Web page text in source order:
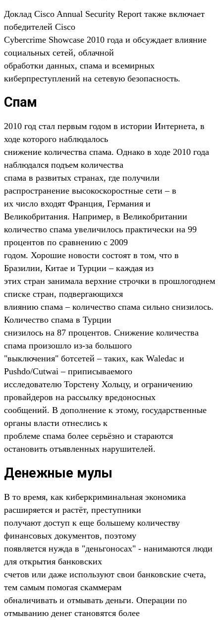
Доклад Cisco Annual Security Report также включает
победителей Cisco
Cybercrime Showcase 2010 года и обсуждает влияние
социальных сетей, облачной
обработки данных, спама и всемирных
киберпреступлений на сетевую безопасность.
Спам
2010 год стал первым годом в истории Интернета, в
ходе которого наблюдалось
снижение количества спама. Однако в ходе 2010 года
наблюдался подъем количества
спама в развитых странах, где получили
распространение высокоскоростные сети – в
их число входят Франция, Германия и
Великобритания. Например, в Великобритании
количество спама увеличилось практически на 99
процентов по сравнению с 2009
годом. Хорошие новости состоят в том, что в
Бразилии, Китае и Турции – каждая из
этих стран занимала верхние строчки в прошлогоднем
списке стран, подвергающихся
влиянию спама – количество спама сильно снизилось.
Количество спама в Турции
снизилось на 87 процентов. Снижение количества
спама произошло из-за большого
"выключения" ботсетей – таких, как Waledac и
Pushdo/Cutwai – приписываемого
исследователю Торстену Хольцу, и ограничению
провайдеров на рассылку вредоносных
сообщений. В дополнение к этому, государственные
органы власти отнеслись к
проблеме спама более серьёзно и стараются
остановить отъявленных нарушителей.
Денежные мулы
В то время, как киберкриминальная экономика
расширяется и растёт, преступники
получают доступ к еще большему количеству
финансовых документов, поэтому
появляется нужда в "деньгоносах" - нанимаются люди
для открытия банковских
счетов или даже используют свои банковские счета,
тем самым помогая скаммерам
обналичивать и отмывать деньги. Операции по
отмыванию денег становятся более